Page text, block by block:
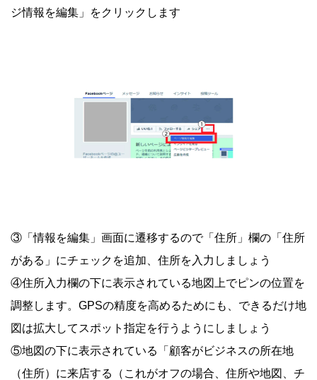
ジ情報を編集」をクリックします
③「情報を編集」画面に遷移するので「住所」欄の「住所
がある」にチェックを追加、住所を入力しましょう
④住所入力欄の下に表示されている地図上でピンの位置を
調整します。GPSの精度を高めるためにも、できるだけ地
図は拡大してスポット指定を行うようにしましょう
⑤地図の下に表示されている「顧客がビジネスの所在地
（住所）に来店する（これがオフの場合、住所や地図、チ